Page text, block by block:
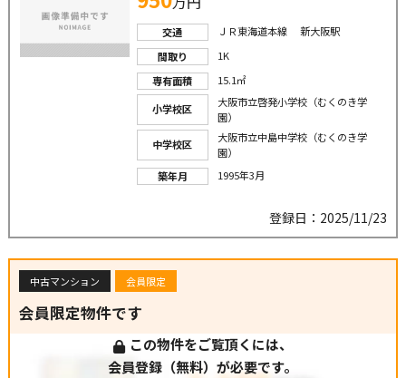
交通
ＪＲ東海道本線 新大阪駅
間取り
1K
専有面積
15.1㎡
小学校区
大阪市立啓発小学校（むくのき学
園）
中学校区
大阪市立中島中学校（むくのき学
園）
築年月
1995年3月
登録日：2025/11/23
中古マンション 会員限定
会員限定物件です
この物件をご覧頂くには、
会員登録（無料）が必要です。